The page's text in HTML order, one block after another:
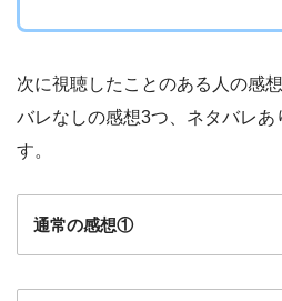
次に視聴したことのある人の感
バレなしの感想3つ、ネタバレあ
す。
通常の感想①